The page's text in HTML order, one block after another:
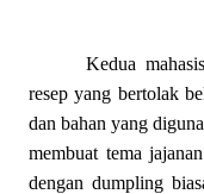
Kedua
resep yang bertolak
dan bahan yang
membuat tema
dengan dumpling